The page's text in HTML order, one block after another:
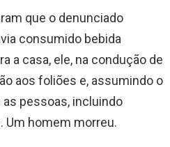
que o denunciado
consumido bebida
a casa, ele, na condução de
aos foliões e, assumindo o
pessoas, incluindo
Um homem morreu.